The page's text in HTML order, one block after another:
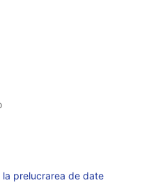
prelucrarea de date